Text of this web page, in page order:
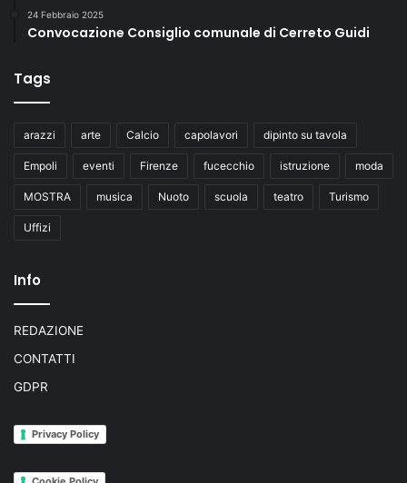
24 Febbraio 2025
Convocazione Consiglio comunale di Cerreto Guidi
Tags
arazzi arte Calcio capolavori dipinto su tavola
Empoli eventi Firenze fucecchio istruzione moda
MOSTRA musica Nuoto scuola teatro Turismo
Uffizi
Info
REDAZIONE
CONTATTI
GDPR
Privacy Policy